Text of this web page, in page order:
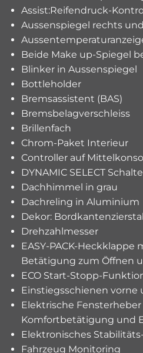
Assist:Reifendruck-
Aussenspiegel rechts
Beide Make up-Spiegel
Blinker in Aussenspiegel
Bottleholder
Bremsassistent (BAS)
Bremsbelagverschleiss
Brillenfach
Chrom-Paket Interieur
Controller auf
DYNAMIC SELECT
Dachhimmel in grau
Dachreling in Aluminium
Dekor:
Drehzahlmesser
EASY-PACK-Heckklappe
Betätigung zum Öffnen
ECO Start-Stopp-
Einstiegsschienen vorne
Elektrische
Komfortbetätigung und
Elektronisches
Fahrzeug Monitoring